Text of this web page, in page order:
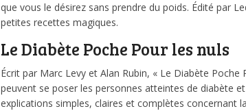
que vous le désirez sans prendre du poids. Édité par
petites recettes magiques.
Le Diabète Poche Pour les nuls
Écrit par Marc Levy et Alan Rubin, « Le Diabète
peuvent se poser les personnes atteintes de diabète
explications simples, claires et complètes concernant